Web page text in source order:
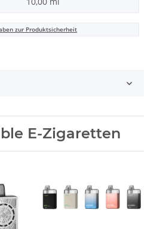
zur Produktsicherheit
E-Zigaretten